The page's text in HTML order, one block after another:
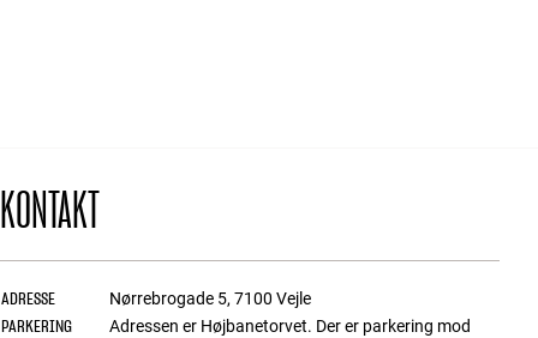
NYHEDER
TILBUD
Find Butik
KONTAKT
ADRESSE Nørrebrogade 5, 7100 Vejle
PARKERING
Adressen er Højbanetorvet. Der er parkering mod